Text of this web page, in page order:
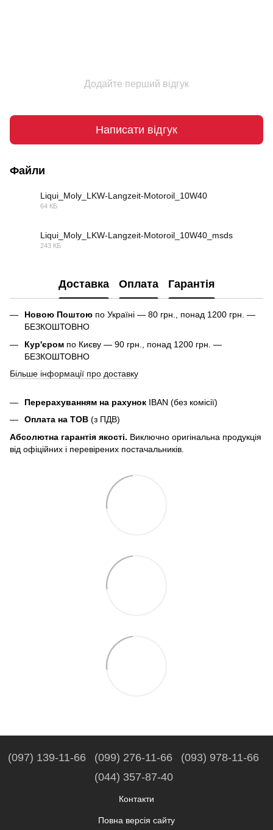
Додайте перший відгук
Написати відгук
Файли
Liqui_Moly_LKW-Langzeit-Motoroil_10W40
64 КБ
Liqui_Moly_LKW-Langzeit-Motoroil_10W40_msds
243 КБ
Доставка Оплата Гарантія
Новою Поштою по Україні — 80 грн., понад 1200 грн. —
БЕЗКОШТОВНО
Кур'єром по Києву — 90 грн., понад 1200 грн. —
БЕЗКОШТОВНО
Більше інформації про доставку
Перерахуванням на рахунок IBAN (без комісії)
Оплата на ТОВ (з ПДВ)
Абсолютна гарантія якості. Виключно оригінальна продукція
від офіційних і перевірених постачальників.
(097) 139-11-66 (099) 276-11-66
(093) 978-11-66
(044) 357-87-40
Контакти
Повна версія сайту